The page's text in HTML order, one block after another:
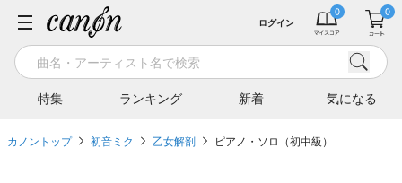
特集 ランキング 新着 気になる
ログイン
カノントップ 初音ミク 乙女解剖 ピアノ・ソロ（初中級）